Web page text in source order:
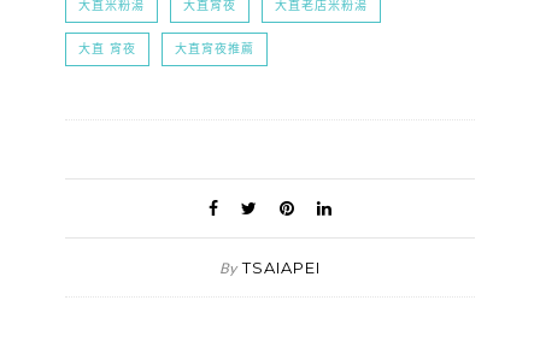
大直米粉湯 大直宵夜 大直老店米粉湯
大直 宵夜 大直宵夜推薦
By TSAIAPEI